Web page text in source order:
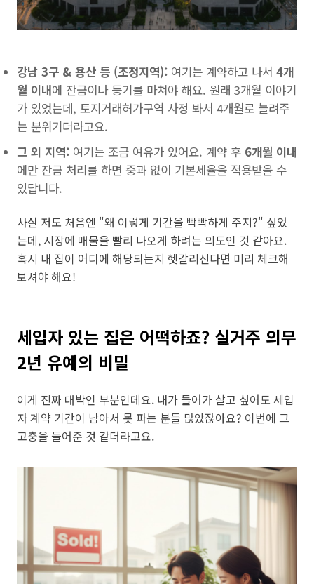
강남 3구 & 용산 등 (조정지역): 여기는 계약하고 나서 4개
월 이내에 잔금이나 등기를 마쳐야 해요. 원래 3개월 이야기
가 있었는데, 토지거래허가구역 사정 봐서 4개월로 늘려주
는 분위기더라고요.
그 외 지역: 여기는 조금 여유가 있어요. 계약 후 6개월 이내
에만 잔금 처리를 하면 중과 없이 기본세율을 적용받을 수
있답니다.
사실 저도 처음엔 "왜 이렇게 기간을 빡빡하게 주지?" 싶었
는데, 시장에 매물을 빨리 나오게 하려는 의도인 것 같아요.
혹시 내 집이 어디에 해당되는지 헷갈리신다면 미리 체크해
보셔야 해요!
세입자 있는 집은 어떡하죠? 실거주 의무
2년 유예의 비밀
이게 진짜 대박인 부분인데요. 내가 들어가 살고 싶어도 세입
자 계약 기간이 남아서 못 파는 분들 많았잖아요? 이번에 그
고충을 들어준 것 같더라고요.